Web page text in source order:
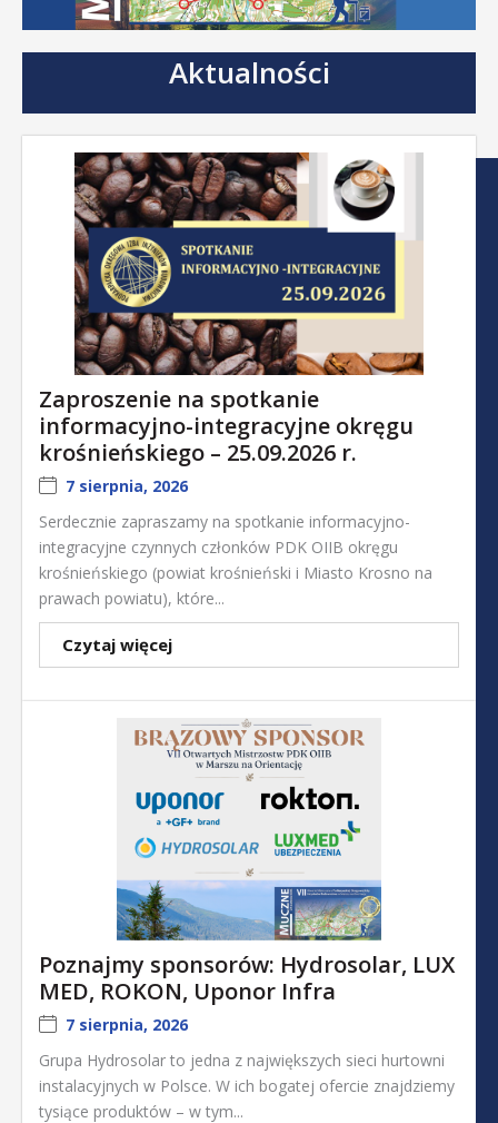
Aktualności
Zaproszenie na spotkanie
informacyjno-integracyjne okręgu
krośnieńskiego – 25.09.2026 r.
7 sierpnia, 2026
Serdecznie zapraszamy na spotkanie informacyjno-
integracyjne czynnych członków PDK OIIB okręgu
krośnieńskiego (powiat krośnieński i Miasto Krosno na
prawach powiatu), które...
Czytaj więcej
Poznajmy sponsorów: Hydrosolar, LUX
MED, ROKON, Uponor Infra
7 sierpnia, 2026
Grupa Hydrosolar to jedna z największych sieci hurtowni
instalacyjnych w Polsce. W ich bogatej ofercie znajdziemy
tysiące produktów – w tym...